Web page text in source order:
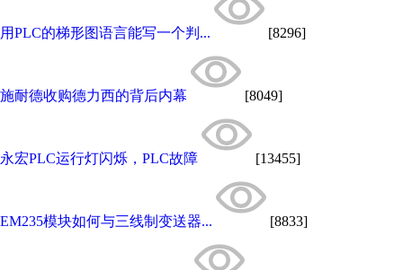
用PLC的梯形图语言能写一个判... [8296]
施耐德收购德力西的背后内幕 [8049]
永宏PLC运行灯闪烁，PLC故障 [13455]
EM235模块如何与三线制变送器... [8833]